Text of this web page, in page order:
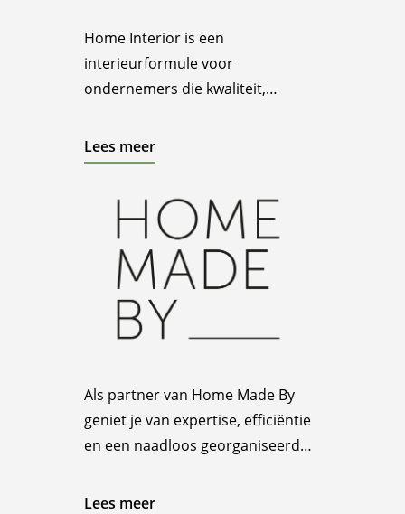
Home Interior is een
interieurformule voor
ondernemers die kwaliteit,
combineren.
Lees meer
Als partner van Home Made By
geniet je van expertise, efficiëntie
en een naadloos georganiseerd
Lees meer